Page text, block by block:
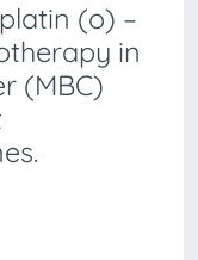
(o) –
in
(MBC)